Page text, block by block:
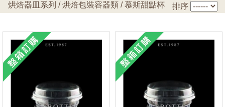
烘焙器皿系列 / 烘焙包裝容器類 / 慕斯甜點杯 排序